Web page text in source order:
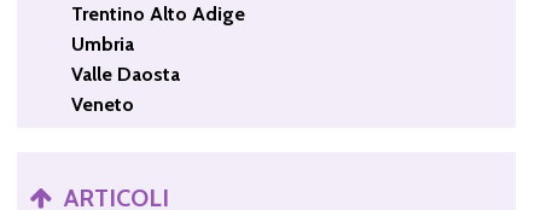
Trentino Alto Adige
Umbria
Valle Daosta
Veneto
ARTICOLI